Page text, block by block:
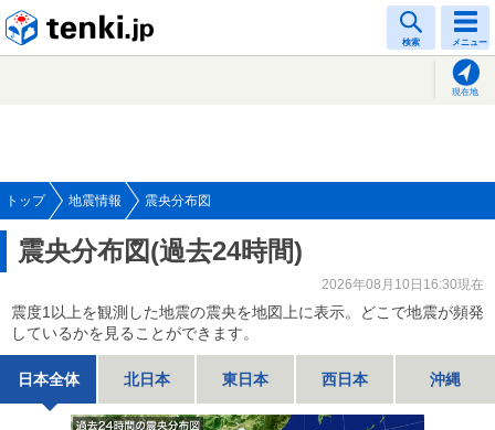
検索 メニュー
現在地
トップ 地震情報 震央分布図
震央分布図(過去24時間)
2026年08月10日16:30現在
震度1以上を観測した地震の震央を地図上に表示。どこで地震が頻発
しているかを見ることができます。
日本全体 北日本 東日本 西日本 沖縄